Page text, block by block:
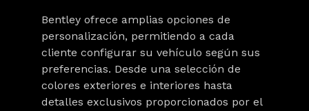
Bentley ofrece amplias opciones de
personalización, permitiendo a cada
cliente configurar su vehículo según sus
preferencias. Desde una selección de
colores exteriores e interiores hasta
detalles exclusivos proporcionados por el